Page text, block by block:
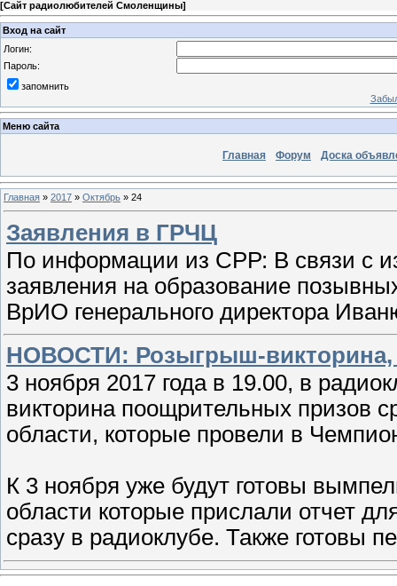
[Сайт радиолюбителей Смоленщины]
Вход на сайт
Логин:
Пароль:
запомнить
Меню сайта
Главная Форум Доска
Главная » 2017 » Октябрь » 24
Заявления в ГРЧЦ
По информации из СРР: В связи с
заявления на образование
ВрИО генерального директора
НОВОСТИ: Розыгрыш-викторина,
3 ноября 2017 года в 19.00, в
викторина поощрительных призов
области, которые провели в
К 3 ноября уже будут готовы
области которые прислали отчет
сразу в радиоклубе. Также готовы